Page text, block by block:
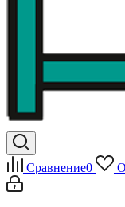
Сравнение0